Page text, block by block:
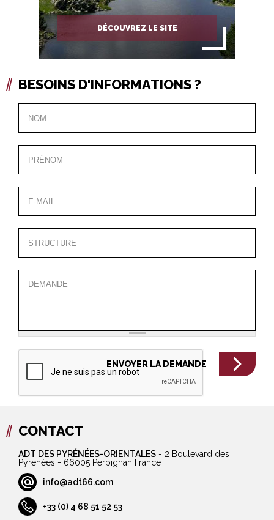
DÉCOUVREZ LE SITE
BESOINS D'INFORMATIONS ?
CONTACT
ADT DES PYRÉNÉES-ORIENTALES - 2 Boulevard des
Pyrénées - 66005 Perpignan France
info@adt66.com
+33 (0) 4 68 51 52 53